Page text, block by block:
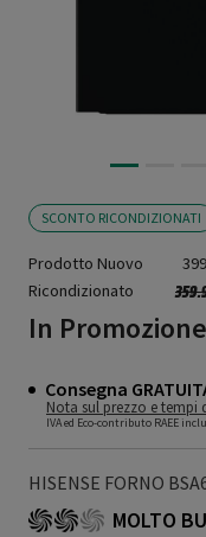
SCONTO RICONDIZIONATI
Prodotto Nuovo
Ricondizionato
In Promozione
Consegna
Nota sul prezzo e tempi
IVA ed Eco-contributo RAEE
HISENSE FORNO
MOLTO